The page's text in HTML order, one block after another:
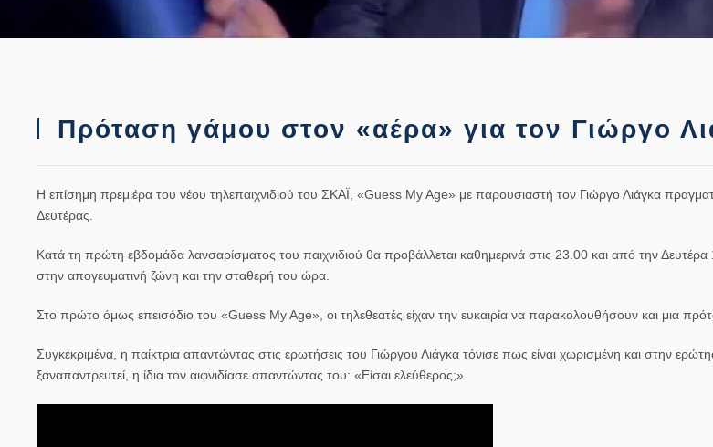
Πρόταση γάμου στον «αέρα» για τον Γιώργο
Η επίσημη πρεμιέρα του νέου τηλεπαιχνιδιού του ΣΚΑΪ , «Guess My Age» με παρουσιαστή τον Γιώργο Λιάγκα
Δευτέρας.
Κατά τη πρώτη εβδομάδα λανσαρίσματος του παιχνιδιού θα προβάλλεται καθημερινά στις 23.00 και από την Δευτέρα
στην απογευματινή ζώνη και την σταθερή του ώρα.
Στο πρώτο όμως επεισόδιο του «Guess My Age», οι τηλεθεατές είχαν την ευκαιρία να παρακολουθήσουν και μια
Συγκεκριμένα, η παίκτρια απαντώντας στις ερωτήσεις του Γιώργου Λιάγκα τόνισε πως είναι χωρισμένη και στην
ξαναπαντρευτεί, η ίδια τον αιφνιδίασε απαντώντας του: «Είσαι ελεύθερος;».